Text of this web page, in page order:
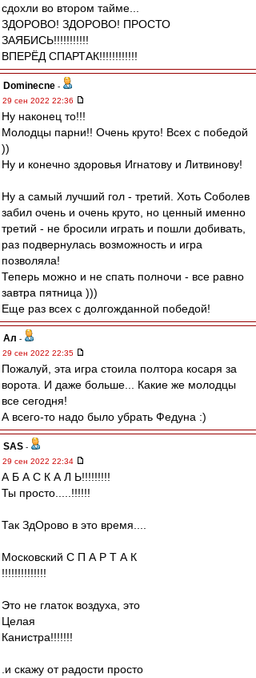
сдохли во втором тайме...
ЗДОРОВО! ЗДОРОВО! ПРОСТО
ЗАЯБИСЬ!!!!!!!!!!!
ВПЕРЁД СПАРТАК!!!!!!!!!!!!
Dominecne -
29 сен 2022 22:36
Ну наконец то!!!
Молодцы парни!! Очень круто! Всех с победой
))
Ну и конечно здоровья Игнатову и Литвинову!
Ну а самый лучший гол - третий. Хоть Соболев
забил очень и очень круто, но ценный именно
третий - не бросили играть и пошли добивать,
раз подвернулась возможность и игра
позволяла!
Теперь можно и не спать полночи - все равно
завтра пятница )))
Еще раз всех с долгожданной победой!
Ал -
29 сен 2022 22:35
Пожалуй, эта игра стоила полтора косаря за
ворота. И даже больше... Какие же молодцы
все сегодня!
А всего-то надо было убрать Федуна :)
SAS -
29 сен 2022 22:34
А Б А С К А Л Ь!!!!!!!!!
Ты просто.....!!!!!!
Так ЗдОрово в это время....
Московский С П А Р Т А К
!!!!!!!!!!!!!!
Это не глаток воздуха, это
Целая
Канистра!!!!!!!
.и скажу от радости просто